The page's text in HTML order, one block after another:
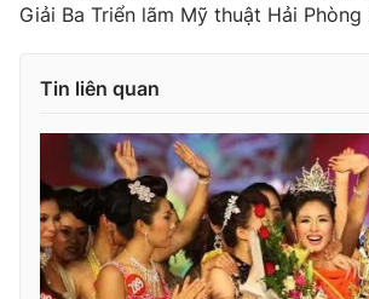
Giải Ba Triển lãm Mỹ thuật Hải Phòng
Tin liên quan